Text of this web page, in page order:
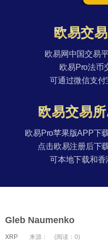
欧易交
欧易网中国交易
欧易Pro法币
可通过微信支付
欧易交易
欧易Pro苹果版APP下
点击欧易注册后下
可本地下载和
Gleb Naumenko
XRP 来源： (阅读：0)